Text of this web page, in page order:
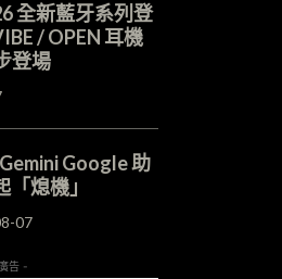
全新藍牙系列登
/ OPEN 耳機
登場
Google 助
「熄機」
07
告 -